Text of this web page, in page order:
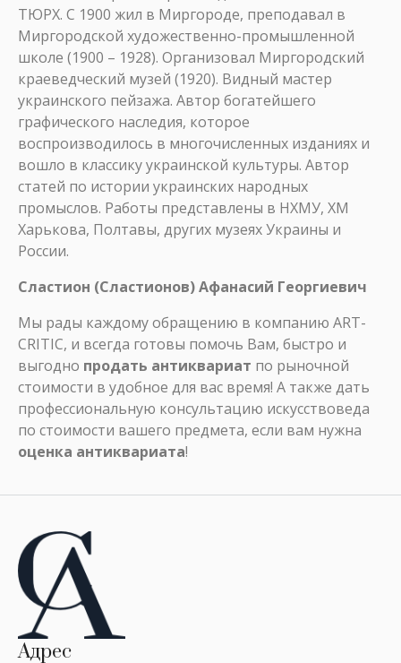
ТЮРХ. С 1900 жил в Миргороде, преподавал в
Миргородской художественно-промышленной
школе (1900 – 1928). Организовал Миргородский
краеведческий музей (1920). Видный мастер
украинского пейзажа. Автор богатейшего
графического наследия, которое
воспроизводилось в многочисленных изданиях и
вошло в классику украинской культуры. Автор
статей по истории украинских народных
промыслов. Работы представлены в НХМУ, ХМ
Харькова, Полтавы, других музеях Украины и
России.
Сластион (Сластионов) Афанасий Георгиевич
Мы рады каждому обращению в компанию ART-
CRITIC, и всегда готовы помочь Вам, быстро и
выгодно продать антиквариат по рыночной
стоимости в удобное для вас время! А также дать
профессиональную консультацию искусствоведа
по стоимости вашего предмета, если вам нужна
оценка антиквариата!
Адрес